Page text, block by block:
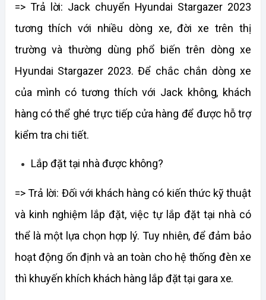
=> Trả lời: Jack chuyển Hyundai Stargazer 2023
tương thích với nhiều dòng xe, đời xe trên thị
trường và thường dùng phổ biến trên dòng xe
Hyundai Stargazer 2023. Để chắc chắn dòng xe
của mình có tương thích với Jack không, khách
hàng có thể ghé trực tiếp cửa hàng để được hỗ trợ
kiểm tra chi tiết.
Lắp đặt tại nhà được không?
=> Trả lời: Đối với khách hàng có kiến thức kỹ thuật
và kinh nghiệm lắp đặt, việc tự lắp đặt tại nhà có
thể là một lựa chọn hợp lý. Tuy nhiên, để đảm bảo
hoạt động ổn định và an toàn cho hệ thống đèn xe
thì khuyến khích khách hàng lắp đặt tại gara xe.